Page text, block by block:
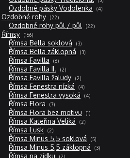
produktů
Ozdobné pásky Vodolenka 44
produkty
Ozdobné rohy 2222
produktů
Ozdobné rohy půl / půl 2222
produktů
Římsy 166166
produktů
Římsa Bella soklová 33
produkty
Římsa Bella záklopná 33
produkty
Římsa Favilla 66
produktů
Římsa Favilla II. 22
produkty
Římsa Favilla žaludy 22
produkty
Římsa Fenestra nízká 44
produkty
Římsa Fenestra vysoká 44
produkty
Římsa Flora 77
produktů
Římsa Flora bez motivu 11
produkt
Římsa Kateřina Veliká 22
produkty
Římsa Lusk 22
produkty
Římsa Minus 5,5 soklová 55
produktů
Římsa Minus 5,5 záklopná 33
produkty
Římsa na zídku 22